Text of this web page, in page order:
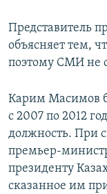
Представитель
объясняет тем,
поэтому СМИ не
Карим Масимов
с 2007 по 2012
должность. При
премьер-
президенту
сказанное им